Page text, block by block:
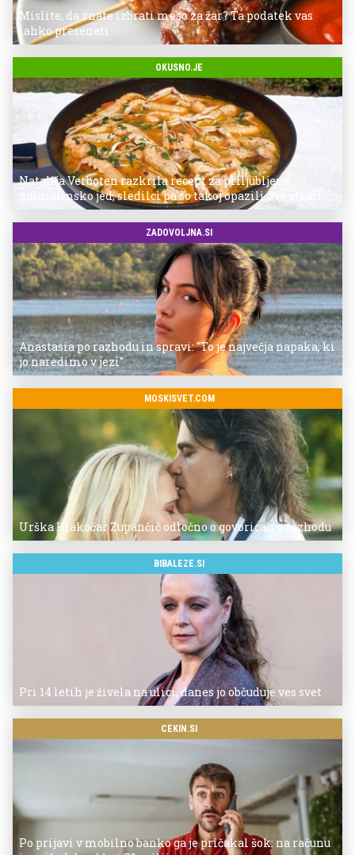
Mislite, da znate izbrati meso za žar? Ta podatek vas
lahko preseneti
OKUSNO.JE
Natalija Verboten razkrila recept za priljubljeno
dalmatinsko jed, sledilci pa so takoj opazili dve stvari
ZADOVOLJNA.SI
Anastasia po razhodu in spravi: "To je največja napaka, ki
jo naredimo v jezi"
MOSKISVET.COM
Urška Klakočar Zupančič odločno o govoricah o razhodu
BIBALEZE.SI
Pri 14 letih je živela na ulici, danes jo občuduje ves svet
CEKIN.SI
Po prijavi v mobilno banko ga je pričakal šok: na računu